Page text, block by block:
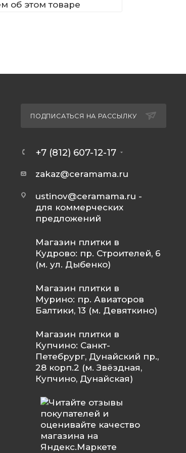
об этом товаре
ПОДПИСАТЬСЯ НА РАССЫЛКУ
+7 (812) 607-12-17
zakaz@ceramama.ru
ustinov@ceramama.ru -
для коммерческих
предложений
Магазин плитки в
Кудрово: пр. Строителей, 6
(м. ул. Дыбенко)
Магазин плитки в
Мурино: пр. Авиаторов
Балтики, 13 (м. Девяткино)
Магазин плитки в
Купчино: Санкт-
Петебрург, Дунайский пр.,
28 корп.2 (м. Звёздная,
Купчино, Дунайская)